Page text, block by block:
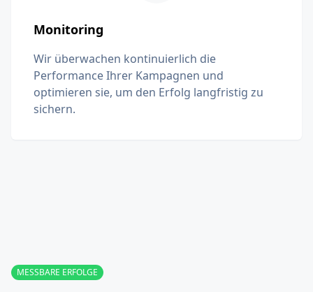
Monitoring
Wir überwachen kontinuierlich die
Performance Ihrer Kampagnen und
optimieren sie, um den Erfolg langfristig zu
sichern.
MESSBARE ERFOLGE